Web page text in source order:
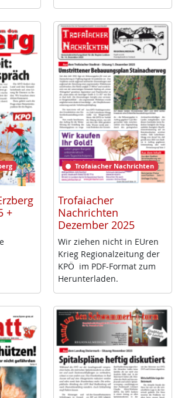
+
Trofaiacher Nachrichten
Trofaiacher
Nachrichten
Dezember 2025
Wir zie­hen nicht in EU­ren
Krieg Re­gio­nal­zei­tung der
KPÖ im PDF-For­mat zum
Her­un­ter­la­den.